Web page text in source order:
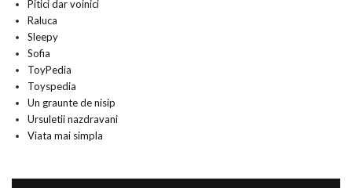
Pitici dar voinici
Raluca
Sleepy
Sofia
ToyPedia
Toyspedia
Un graunte de nisip
Ursuletii nazdravani
Viata mai simpla